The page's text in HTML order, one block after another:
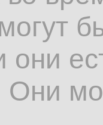
они